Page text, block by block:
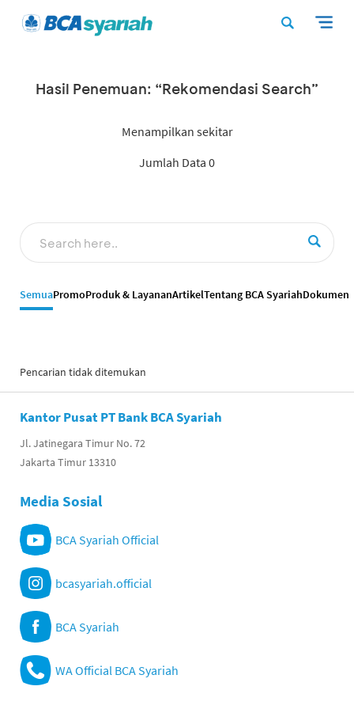
Hasil Penemuan: “Rekomendasi Search”
Menampilkan sekitar
Jumlah Data 0
SemuaPromoProduk & LayananArtikelTentang BCA SyariahDokumen
Pencarian tidak ditemukan
Kantor Pusat PT Bank BCA Syariah
Jl. Jatinegara Timur No. 72
Jakarta Timur 13310
Media Sosial
BCA Syariah Official
bcasyariah.official
BCA Syariah
WA Official BCA Syariah